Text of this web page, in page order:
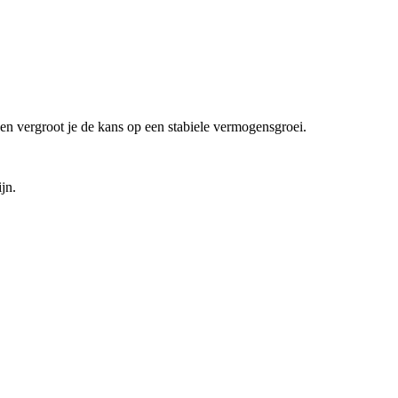
vergroot je de kans op een stabiele vermogensgroei.